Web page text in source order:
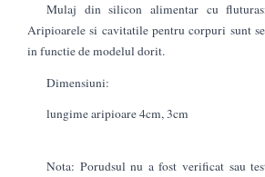
Mulaj din silicon alimentar cu
Aripioarele si cavitatile pentru corpuri sunt
in functie de modelul dorit.
Dimensiuni:
lungime aripioare 4cm, 3cm
Nota: Porudsul nu a fost verificat sau